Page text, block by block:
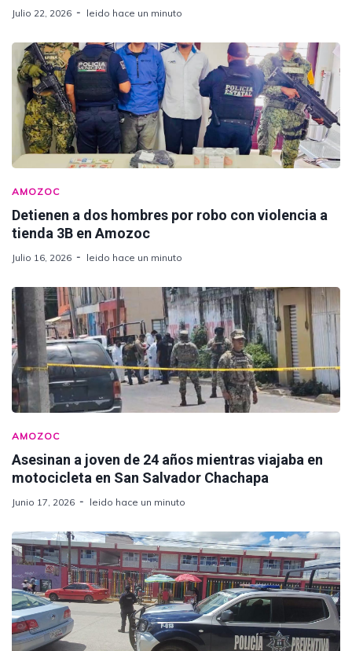
Julio 22, 2026 leido hace un minuto
AMOZOC
Detienen a dos hombres por robo con violencia a
tienda 3B en Amozoc
Julio 16, 2026 leido hace un minuto
AMOZOC
Asesinan a joven de 24 años mientras viajaba en
motocicleta en San Salvador Chachapa
Junio 17, 2026 leido hace un minuto